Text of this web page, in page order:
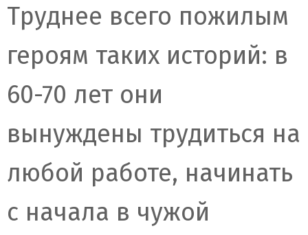
Труднее всего пожилым
героям таких историй: в
60-70 лет они
вынуждены трудиться на
любой работе, начинать
с начала в чужой